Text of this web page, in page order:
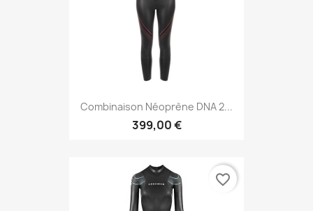
Combinaison Néoprène DNA 2...
399,00 €
favorite_border